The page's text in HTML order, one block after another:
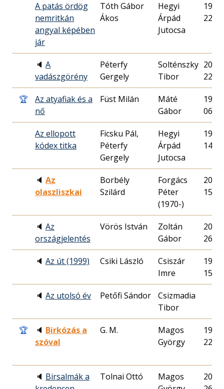
A patás ördög
nemritkán
angyal képében
jár
Tóth Gábor
Ákos
Hegyi
Árpád
Jutocsa
22.
🔈 A
vadászgörény
Péterfy
Gergely
Solténszky
Tibor
22.
🏆
Az atyafiak és a
nő
Füst Milán
Máté
Gábor
06.
Az ellopott
kódex titka
Ficsku Pál,
Péterfy
Gergely
Hegyi
Árpád
Jutocsa
14.
🔈 Az
olaszliszkai
Borbély
Szilárd
Forgács
Péter
(1970-)
15.
🔈 Az
országjelentés
Vörös István
Zoltán
Gábor
26.
🔈 Az út (1999) Csiki László
Csiszár
Imre
15.
🔈 Az utolsó év Petőfi Sándor
Csizmadia
Tibor
🏆 🔈 Birkózás a
szóval
G. M.
Magos
György
22.
🔈 Birsalmák a
Tolnai Ottó
Magos